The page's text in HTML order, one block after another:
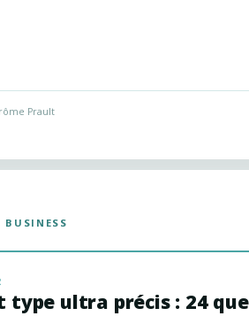
Prault
type ultra précis : 24